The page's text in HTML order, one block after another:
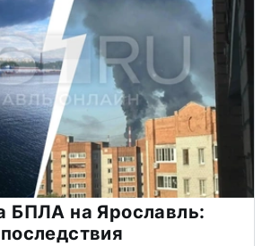
БПЛА на Ярославль: